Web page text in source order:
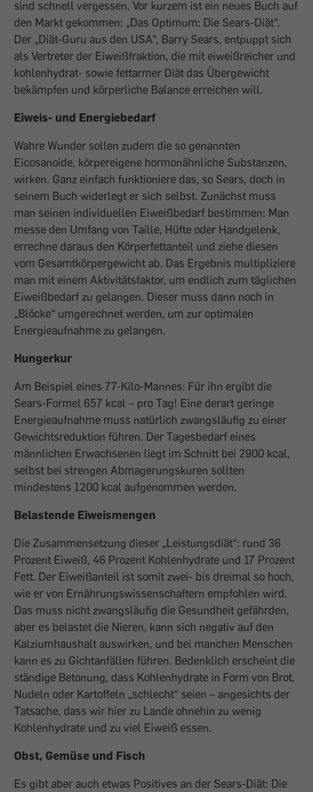
sind schnell vergessen. Vor kurzem ist ein neues Buch auf
den Markt gekommen: „Das Optimum: Die Sears-Diät“.
Der „Diät-Guru aus den USA“, Barry Sears, entpuppt sich
als Vertreter der Eiweißfraktion, die mit eiweißreicher und
kohlenhydrat- sowie fettarmer Diät das Übergewicht
bekämpfen und körperliche Balance erreichen will.
Eiweis- und Energiebedarf
Wahre Wunder sollen zudem die so genannten
Eicosanoide, körpereigene hormonähnliche Substanzen,
wirken. Ganz einfach funktioniere das, so Sears, doch in
seinem Buch widerlegt er sich selbst. Zunächst muss
man seinen individuellen Eiweißbedarf bestimmen: Man
messe den Umfang von Taille, Hüfte oder Handgelenk,
errechne daraus den Körperfettanteil und ziehe diesen
vom Gesamtkörpergewicht ab. Das Ergebnis multipliziere
man mit einem Aktivitätsfaktor, um endlich zum täglichen
Eiweißbedarf zu gelangen. Dieser muss dann noch in
„Blöcke“ umgerechnet werden, um zur optimalen
Energieaufnahme zu gelangen.
Hungerkur
Am Beispiel eines 77-Kilo-Mannes: Für ihn ergibt die
Sears-Formel 657 kcal – pro Tag! Eine derart geringe
Energieaufnahme muss natürlich zwangsläufig zu einer
Gewichtsreduktion führen. Der Tagesbedarf eines
männlichen Erwachsenen liegt im Schnitt bei 2900 kcal,
selbst bei strengen Abmagerungskuren sollten
mindestens 1200 kcal aufgenommen werden.
Belastende Eiweismengen
Die Zusammensetzung dieser „Leistungsdiät“: rund 36
Prozent Eiweiß, 46 Prozent Kohlenhydrate und 17 Prozent
Fett. Der Eiweißanteil ist somit zwei- bis dreimal so hoch,
wie er von Ernährungswissenschaftern empfohlen wird.
Das muss nicht zwangsläufig die Gesundheit gefährden,
aber es belastet die Nieren, kann sich negativ auf den
Kalziumhaushalt auswirken, und bei manchen Menschen
kann es zu Gichtanfällen führen. Bedenklich erscheint die
ständige Betonung, dass Kohlenhydrate in Form von Brot,
Nudeln oder Kartoffeln „schlecht“ seien – angesichts der
Tatsache, dass wir hier zu Lande ohnehin zu wenig
Kohlenhydrate und zu viel Eiweiß essen.
Obst, Gemüse und Fisch
Es gibt aber auch etwas Positives an der Sears-Diät: Die